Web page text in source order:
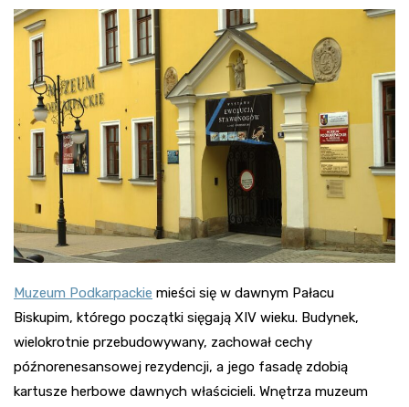
Muzeum Podkarpackie mieści się w dawnym Pałacu
Biskupim, którego początki sięgają XIV wieku. Budynek,
wielokrotnie przebudowywany, zachował cechy
późnorenesansowej rezydencji, a jego fasadę zdobią
kartusze herbowe dawnych właścicieli. Wnętrza muzeum